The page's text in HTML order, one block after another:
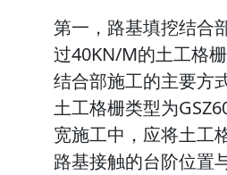
第一，路基填挖结合
过40KN/M的土工格
结合部施工的主要方
土工格栅类型为
宽施工中，应将土工
路基接触的台阶位置